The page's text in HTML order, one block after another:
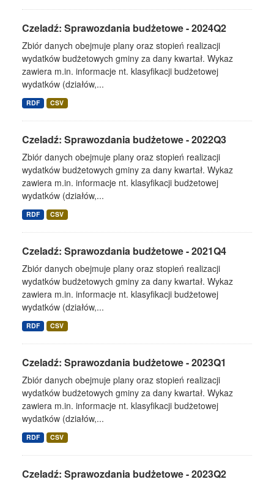
Czeladź: Sprawozdania budżetowe - 2024Q2
Zbiór danych obejmuje plany oraz stopień realizacji
wydatków budżetowych gminy za dany kwartał. Wykaz
zawiera m.in. informacje nt. klasyfikacji budżetowej
wydatków (działów,...
RDF CSV
Czeladź: Sprawozdania budżetowe - 2022Q3
Zbiór danych obejmuje plany oraz stopień realizacji
wydatków budżetowych gminy za dany kwartał. Wykaz
zawiera m.in. informacje nt. klasyfikacji budżetowej
wydatków (działów,...
RDF CSV
Czeladź: Sprawozdania budżetowe - 2021Q4
Zbiór danych obejmuje plany oraz stopień realizacji
wydatków budżetowych gminy za dany kwartał. Wykaz
zawiera m.in. informacje nt. klasyfikacji budżetowej
wydatków (działów,...
RDF CSV
Czeladź: Sprawozdania budżetowe - 2023Q1
Zbiór danych obejmuje plany oraz stopień realizacji
wydatków budżetowych gminy za dany kwartał. Wykaz
zawiera m.in. informacje nt. klasyfikacji budżetowej
wydatków (działów,...
RDF CSV
Czeladź: Sprawozdania budżetowe - 2023Q2